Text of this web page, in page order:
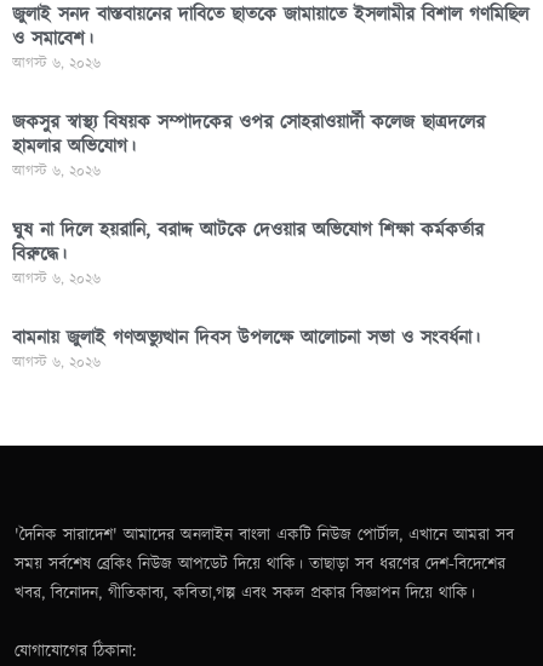
জুলাই সনদ বাস্তবায়নের দাবিতে ছাতকে জামায়াতে ইসলামীর বিশাল গণমিছিল
ও সমাবেশ।
আগস্ট ৬, ২০২৬
জকসুর স্বাস্থ্য বিষয়ক সম্পাদকের ওপর সোহরাওয়ার্দী কলেজ ছাত্রদলের
হামলার অভিযোগ।
আগস্ট ৬, ২০২৬
ঘুষ না দিলে হয়রানি, বরাদ্দ আটকে দেওয়ার অভিযোগ শিক্ষা কর্মকর্তার
বিরুদ্ধে।
আগস্ট ৬, ২০২৬
বামনায় জুলাই গণঅভ্যুত্থান দিবস উপলক্ষে আলোচনা সভা ও সংবর্ধনা।
আগস্ট ৬, ২০২৬
'দৈনিক সারাদেশ' আমাদের অনলাইন বাংলা একটি নিউজ পোর্টাল, এখানে আমরা সব
সময় সর্বশেষ ব্রেকিং নিউজ আপডেট দিয়ে থাকি। তাছাড়া সব ধরণের দেশ-বিদেশের
খবর, বিনোদন, গীতিকাব্য, কবিতা,গল্প এবং সকল প্রকার বিজ্ঞাপন দিয়ে থাকি।
যোগাযোগের ঠিকানা: